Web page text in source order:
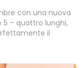
con una nuova
– quattro lunghi,
il